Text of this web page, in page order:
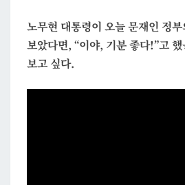
노무현 대통령이 오늘 문재인 정
보았다면, “이야, 기분 좋다!”고
보고 싶다.